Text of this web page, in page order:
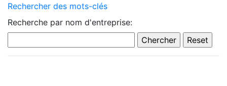
Rechercher des mots-clés
Recherche par nom d'entreprise: